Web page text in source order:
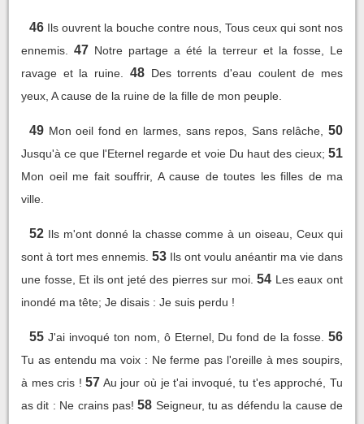
46 Ils ouvrent la bouche contre nous, Tous ceux qui sont nos
ennemis.
47 Notre partage a été la terreur et la fosse, Le
ravage et la ruine.
48 Des torrents d'eau coulent de mes
yeux, A cause de la ruine de la fille de mon peuple.
49 Mon oeil fond en larmes, sans repos, Sans relâche, 50
Jusqu'à ce que l'Eternel regarde et voie Du haut des cieux; 51
Mon oeil me fait souffrir, A cause de toutes les filles de ma
ville.
52 Ils m'ont donné la chasse comme à un oiseau, Ceux qui
sont à tort mes ennemis. 53 Ils ont voulu anéantir ma vie dans
une fosse, Et ils ont jeté des pierres sur moi. 54 Les eaux ont
inondé ma tête; Je disais : Je suis perdu !
55 J'ai invoqué ton nom, ô Eternel, Du fond de la fosse. 56
Tu as entendu ma voix : Ne ferme pas l'oreille à mes soupirs,
à mes cris ! 57 Au jour où je t'ai invoqué, tu t'es approché, Tu
as dit : Ne crains pas! 58 Seigneur, tu as défendu la cause de